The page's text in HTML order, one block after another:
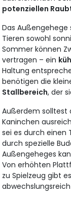
potenziellen
Das
Tieren sowohl
Sommer können
vertragen – ein
Haltung
benötigen die
Stallbereich, der
Außerdem solltest
Kaninchen
sei es durch einen
durch spezielle
Außengeheges
Von erhöhten
zu Spielzeug gibt